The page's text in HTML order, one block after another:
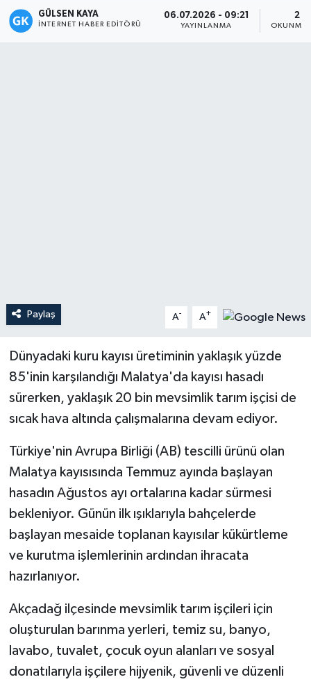
GÜLSEN KAYA
İNTERNET HABER EDITÖRÜ
06.07.2026 - 09:21
YAYINLANMA
2
OKUNMA
Paylaş A- A+
Dünyadaki kuru kayısı üretiminin yaklaşık yüzde
85'inin karşılandığı Malatya'da kayısı hasadı
sürerken, yaklaşık 20 bin mevsimlik tarım işçisi de
sıcak hava altında çalışmalarına devam ediyor.
Türkiye'nin Avrupa Birliği (AB) tescilli ürünü olan
Malatya kayısısında Temmuz ayında başlayan
hasadın Ağustos ayı ortalarına kadar sürmesi
bekleniyor. Günün ilk ışıklarıyla bahçelerde
başlayan mesaide toplanan kayısılar kükürtleme
ve kurutma işlemlerinin ardından ihracata
hazırlanıyor.
Akçadağ ilçesinde mevsimlik tarım işçileri için
oluşturulan barınma yerleri, temiz su, banyo,
lavabo, tuvalet, çocuk oyun alanları ve sosyal
donatılarıyla işçilere hijyenik, güvenli ve düzenli
Mersin